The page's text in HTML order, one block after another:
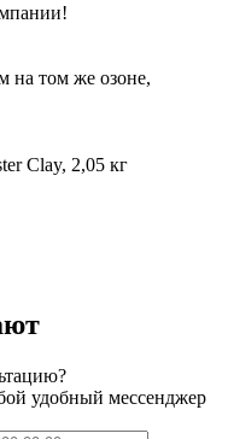
на том же озоне,
Clay, 2,05 кг
удобный мессенджер